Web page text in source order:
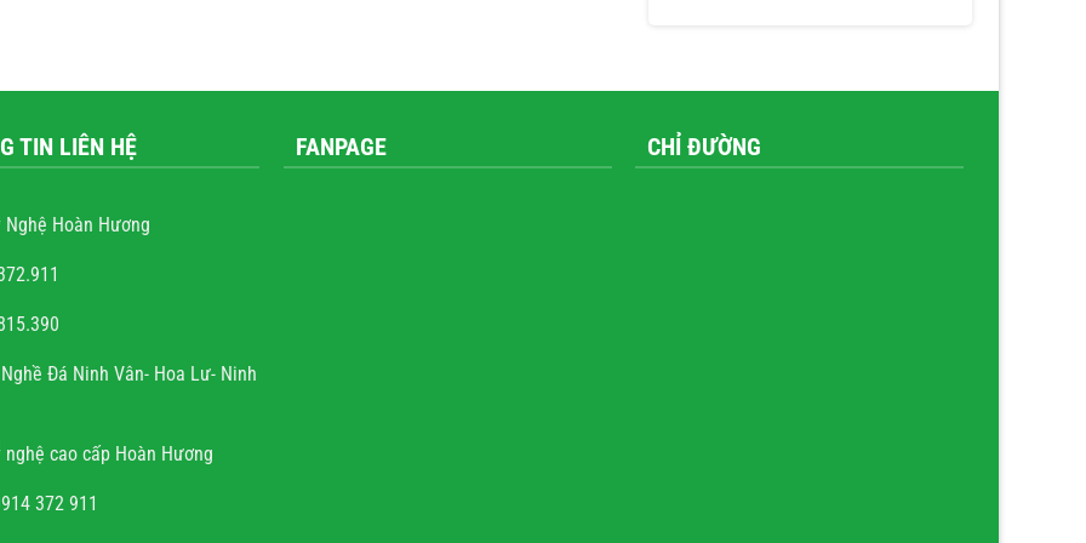
văn trọng
và sự tài hoa của người
đúng hẹn, chất lượng, uy
tín.
TIN LIÊN HỆ
Nghệ Hoàn Hương
Đá Ninh Vân- Hoa Lư- Ninh
nghệ cao cấp Hoàn Hương
372 911
FANPAGE CHỈ ĐƯỜNG